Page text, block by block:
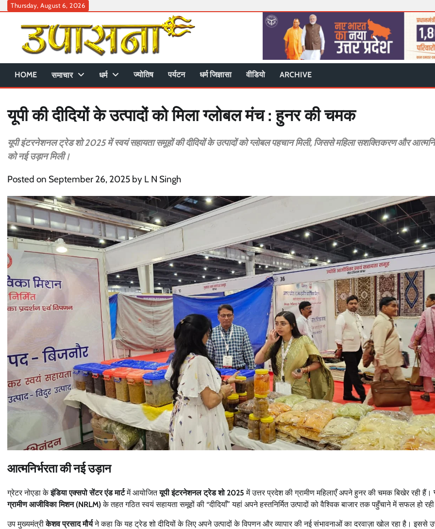
Skip
content
Thursday, August 6, 2026
HOME समाचार धर्म ज्योतिष पर्यटन धर्म जिज्ञासा वीडियो ARCHIVE
यूपी की दीदियों के उत्पादों को मिला ग्लोबल मंच : हुनर की चमक
यूपी इंटरनेशनल ट्रेड शो 2025 में स्वयं सहायता समूहों की दीदियों के उत्पादों को ग्लोबल पहचान मिली, जिससे महिला सशक्तिकरण और
को नई उड़ान मिली।
Posted on September 26, 2025 by L N Singh
आत्मनिर्भरता की नई उड़ान
ग्रेटर नोएडा केइंडिया एक्सपो सेंटर एंड मार्टमें आयोजितयूपी इंटरनेशनल ट्रेड शो 2025 में उत्तर प्रदेश की ग्रामीण महिलाएँ अपने हुनर की चमक बिखेर रही हैं।
ग्रामीण आजीविका मिशन (NRLM)के तहत गठित स्वयं सहायता समूहों की “दीदियाँ” यहां अपने हस्तनिर्मित उत्पादों को वैश्विक बाजार तक पहुँचाने में सफल हो
उप मुख्यमंत्रीकेशव प्रसाद मौर्यने कहा कि यह ट्रेड शो दीदियों के लिए अपने उत्पादों के विपणन और व्यापार की नई संभावनाओं का दरवाज़ा खोल रहा है। इससे